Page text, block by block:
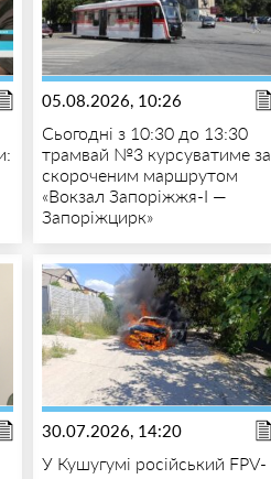
05.08.2026, 10:26
Сьогодні з 10:30 до 13:30
трамвай №3 курсуватиме за
скороченим маршрутом
«Вокзал Запоріжжя-I —
Запоріжцирк»
30.07.2026, 14:20
У Кушугумі російський FPV-